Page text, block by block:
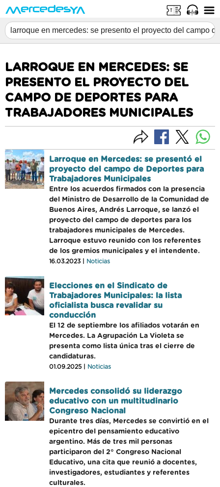
LARROQUE EN MERCEDES: SE
PRESENTO EL PROYECTO DEL
CAMPO DE DEPORTES PARA
TRABAJADORES MUNICIPALES
Larroque en Mercedes: se presentó el
proyecto del campo de Deportes para
Trabajadores Municipales
Entre los acuerdos firmados con la presencia
del Ministro de Desarrollo de la Comunidad de
Buenos Aires, Andrés Larroque, se lanzó el
proyecto del campo de deportes para los
trabajadores municipales de Mercedes.
Larroque estuvo reunido con los referentes
de los gremios municipales y el intendente.
16.03.2023 | Noticias
Elecciones en el Sindicato de
Trabajadores Municipales: la lista
oficialista busca revalidar su
conducción
El 12 de septiembre los afiliados votarán en
Mercedes. La Agrupación La Violeta se
presenta como lista única tras el cierre de
candidaturas.
01.09.2025 | Noticias
Mercedes consolidó su liderazgo
educativo con un multitudinario
Congreso Nacional
Durante tres días, Mercedes se convirtió en el
epicentro del pensamiento educativo
argentino. Más de tres mil personas
participaron del 2° Congreso Nacional
Educativo, una cita que reunió a docentes,
investigadores, estudiantes y referentes
culturales.